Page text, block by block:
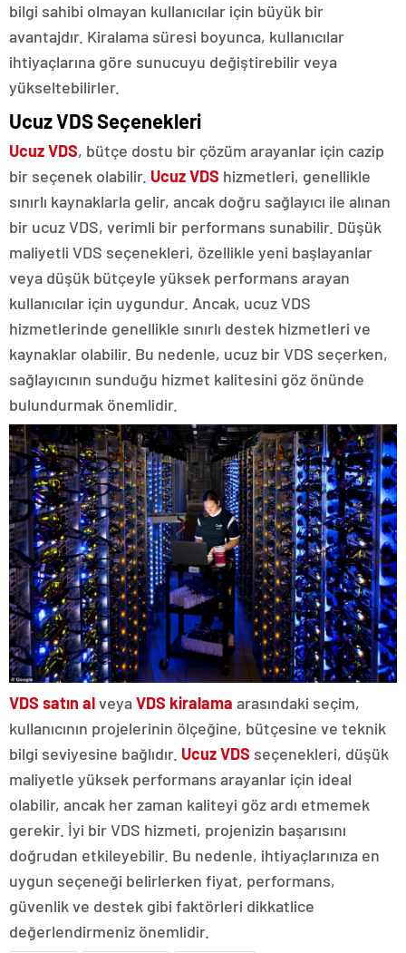
bilgi sahibi olmayan kullanıcılar için büyük bir
avantajdır. Kiralama süresi boyunca, kullanıcılar
ihtiyaçlarına göre sunucuyu değiştirebilir veya
yükseltebilirler.
Ucuz VDS Seçenekleri
Ucuz VDS, bütçe dostu bir çözüm arayanlar için cazip
bir seçenek olabilir. Ucuz VDS hizmetleri, genellikle
sınırlı kaynaklarla gelir, ancak doğru sağlayıcı ile alınan
bir ucuz VDS, verimli bir performans sunabilir. Düşük
maliyetli VDS seçenekleri, özellikle yeni başlayanlar
veya düşük bütçeyle yüksek performans arayan
kullanıcılar için uygundur. Ancak, ucuz VDS
hizmetlerinde genellikle sınırlı destek hizmetleri ve
kaynaklar olabilir. Bu nedenle, ucuz bir VDS seçerken,
sağlayıcının sunduğu hizmet kalitesini göz önünde
bulundurmak önemlidir.
VDS satın alveyaVDS kiralama arasındaki seçim,
kullanıcının projelerinin ölçeğine, bütçesine ve teknik
bilgi seviyesine bağlıdır. Ucuz VDS seçenekleri, düşük
maliyetle yüksek performans arayanlar için ideal
olabilir, ancak her zaman kaliteyi göz ardı etmemek
gerekir. İyi bir VDS hizmeti, projenizin başarısını
doğrudan etkileyebilir. Bu nedenle, ihtiyaçlarınıza en
uygun seçeneği belirlerken fiyat, performans,
güvenlik ve destek gibi faktörleri dikkatlice
değerlendirmeniz önemlidir.